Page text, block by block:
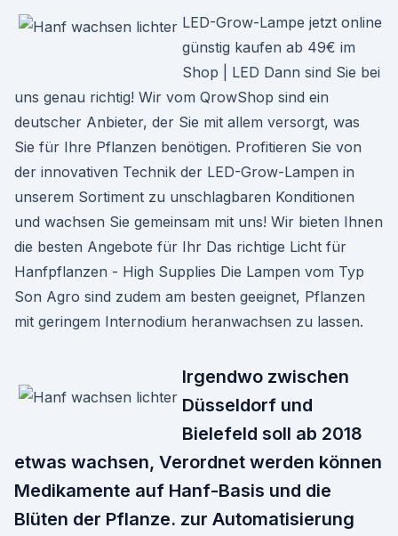
LED-Grow-Lampe jetzt online
günstig kaufen ab 49€ im
Shop | LED Dann sind Sie bei
uns genau richtig! Wir vom QrowShop sind ein
deutscher Anbieter, der Sie mit allem versorgt, was
Sie für Ihre Pflanzen benötigen. Profitieren Sie von
der innovativen Technik der LED-Grow-Lampen in
unserem Sortiment zu unschlagbaren Konditionen
und wachsen Sie gemeinsam mit uns! Wir bieten Ihnen
die besten Angebote für Ihr Das richtige Licht für
Hanfpflanzen - High Supplies Die Lampen vom Typ
Son Agro sind zudem am besten geeignet, Pflanzen
mit geringem Internodium heranwachsen zu lassen.
Irgendwo zwischen
Düsseldorf und
Bielefeld soll ab 2018
etwas wachsen, Verordnet werden können
Medikamente auf Hanf-Basis und die
Blüten der Pflanze. zur Automatisierung